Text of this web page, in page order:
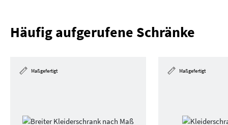
Häufig aufgerufene Schränke
Maßgefertigt Maßgefertigt